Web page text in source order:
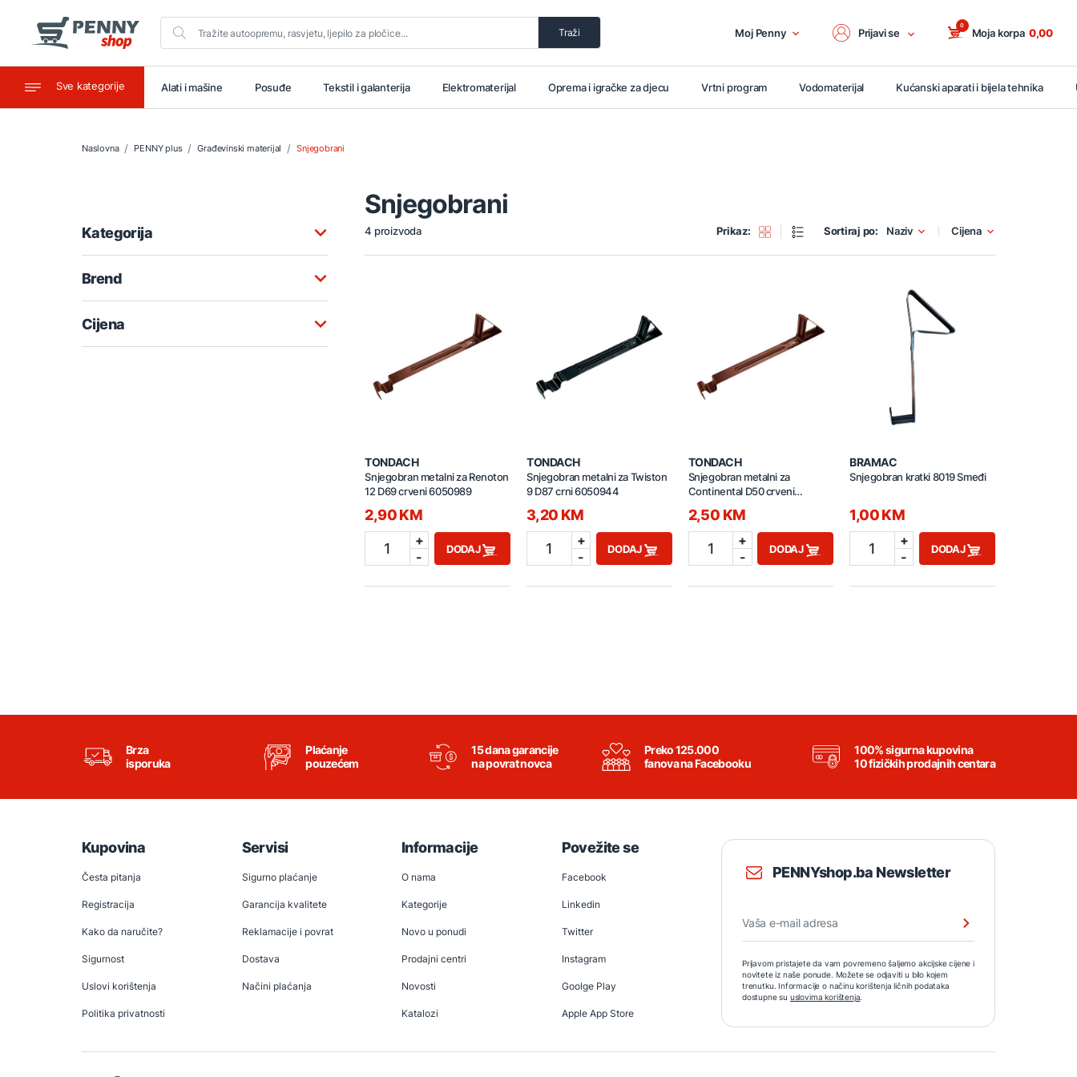
Traži Moj Penny Prijavi se Moja korpa
0
0,00
Sve kategorije
Ugostiteljstvo Alati i mašine Posuđe Tekstil i galanterija Elektromaterijal Oprema i igračke za djecu Vrtni program Vodomaterijal Kućanski aparati i bijela tehnika
Naslovna PENNY plus Građevinski materijal Snjegobrani
Snjegobrani
4 proizvoda Prikaz: Sortiraj po: Naziv Cijena
Kategorija
Brend
Cijena
TONDACH
Snjegobran metalni za Renoton
12 D69 crveni 6050989
2,90 KM
1
+
-
DODAJ
TONDACH
Snjegobran metalni za Twiston
9 D87 crni 6050944
3,20 KM
1
+
-
DODAJ
TONDACH
Snjegobran metalni za
Continental D50 crveni
2,50 KM
1
+
-
DODAJ
BRAMAC
Snjegobran kratki 8019 Smeđi
1,00 KM
1
+
-
DODAJ
Brza
isporuka
Plaćanje
pouzećem
15 dana garancije
na povrat novca
Preko 125.000
fanova na Facebooku
100% sigurna kupovina
10 fizičkih prodajnih centara
PENNYshop.ba Newsletter
Prijavom pristajete da vam povremeno šaljemo akcijske cijene i
novitete iz naše ponude. Možete se odjaviti u bilo kojem
trenutku. Informacije o načinu korištenja ličnih podataka
dostupne su uslovima korištenja.
Kupovina
Česta pitanja
Registracija
Kako da naručite?
Sigurnost
Uslovi korištenja
Politika privatnosti
Servisi
Sigurno plaćanje
Garancija kvalitete
Reklamacije i povrat
Dostava
Načini plaćanja
Informacije
O nama
Kategorije
Novo u ponudi
Prodajni centri
Novosti
Katalozi
Povežite se
Facebook
Linkedin
Twitter
Instagram
Goolge Play
Apple App Store